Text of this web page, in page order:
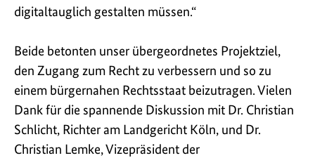
digitaltauglich gestalten müssen.“
Beide betonten unser übergeordnetes Projektziel,
den Zugang zum Recht zu verbessern und so zu
einem bürgernahen Rechtsstaat beizutragen. Vielen
Dank für die spannende Diskussion mit Dr. Christian
Schlicht, Richter am Landgericht Köln, und Dr.
Christian Lemke, Vizepräsident der